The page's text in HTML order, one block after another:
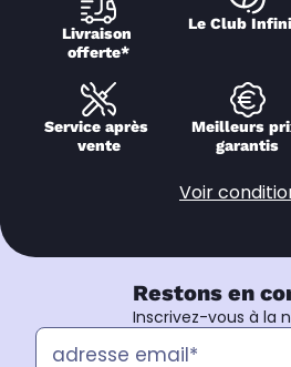
Livraison
offerte*
Le Club
Service après
vente
Meilleurs
garantis
Voir
Restons en
Inscrivez-vous à la